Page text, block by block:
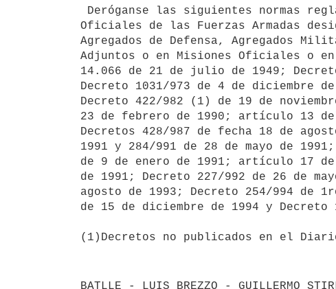
Oficiales de las Fuerzas Armadas
Agregados de Defensa, Agregados
Adjuntos o en Misiones Oficiales o
14.066 de 21 de julio de 1949;
Decreto 1031/973 de 4 de
Decreto 422/982 (1) de 19 de
23 de febrero de 1990; artículo 13
Decretos 428/987 de fecha 18 de
1991 y 284/991 de 28 de mayo de
de 9 de enero de 1991; artículo 17
de 1991; Decreto 227/992 de 26 de
agosto de 1993; Decreto 254/994 de
de 15 de diciembre de 1994 y Decreto
(1)Decretos no publicados en el
BATLLE - LUIS BREZZO - GUILLERMO